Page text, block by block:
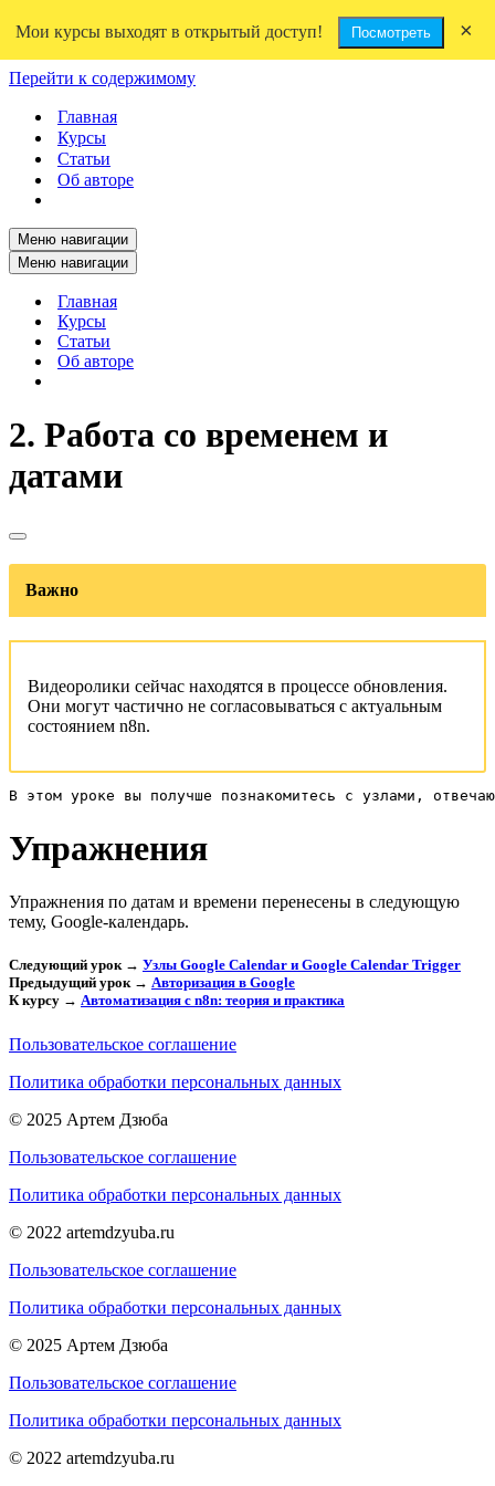
Перейти к содержимому
Главная
Курсы
Статьи
Об авторе
Меню навигации
Меню навигации
Главная
Курсы
Статьи
Об авторе
2. Работа со временем и
датами
Важно
Видеоролики сейчас находятся в процессе обновления.
Они могут частично не согласовываться с актуальным
состоянием n8n.
В этом уроке вы получше познакомитесь с узлами,
Упражнения
Упражнения по датам и времени перенесены в следующую
тему, Google-календарь.
Следующий урок → Узлы Google Calendar и Google Calendar Trigger
Предыдущий урок → Авторизация в Google
К курсу → Автоматизация с n8n: теория и практика
Пользовательское соглашение
Политика обработки персональных данных
© 2025 Артем Дзюба
Пользовательское соглашение
Политика обработки персональных данных
© 2022 artemdzyuba.ru
Пользовательское соглашение
Политика обработки персональных данных
© 2025 Артем Дзюба
Пользовательское соглашение
Политика обработки персональных данных
© 2022 artemdzyuba.ru
Мои курсы выходят в открытый доступ! Посмотреть ×